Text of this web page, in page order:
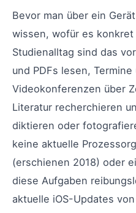
Bevor man über ein
wissen, wofür es
Studienalltag sind das
und PDFs lesen,
Videokonferenzen über
Literatur recherchieren
diktieren oder
keine aktuelle
(erschienen 2018) oder
diese Aufgaben
aktuelle iOS-Updates